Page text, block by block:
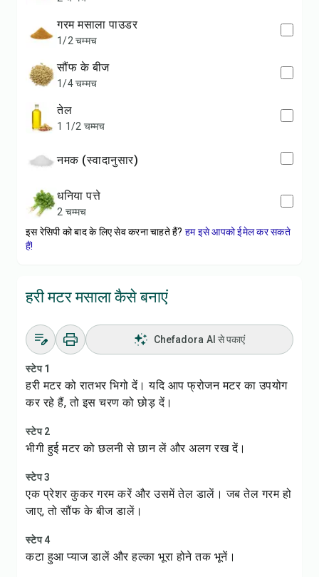
गरम मसाला पाउडर
1/2 चम्मच
सौंफ के बीज
1/4 चम्मच
तेल
1 1/2 चम्मच
नमक (स्वादानुसार)
धनिया पत्ते
2 चम्मच
इस रेसिपी को बाद के लिए सेव करना चाहते हैं? हम इसे आपको ईमेल कर सकते
हैं!
हरी मटर मसाला कैसे बनाएं
Chefadora AI से पकाएं
स्टेप 1
हरी मटर को रातभर भिगो दें। यदि आप फ्रोजन मटर का उपयोग
कर रहे हैं, तो इस चरण को छोड़ दें।
स्टेप 2
भीगी हुई मटर को छलनी से छान लें और अलग रख दें।
स्टेप 3
एक प्रेशर कुकर गरम करें और उसमें तेल डालें। जब तेल गरम हो
जाए, तो सौंफ के बीज डालें।
स्टेप 4
कटा हुआ प्याज डालें और हल्का भूरा होने तक भूनें।